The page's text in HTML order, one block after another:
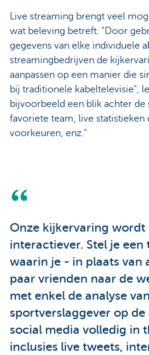
Live streaming brengt veel
wat beleving betreft. "Door
gegevens van elke individuele
streamingbedrijven de
aanpassen op een manier die
bij traditionele kabeltelevisie",
bijvoorbeeld een blik achter de
favoriete team, live statistieken
voorkeuren, enz."
Onze kijkervaring wordt
interactiever. Stel je
waarin je - in plaats van
paar vrienden naar de
met enkel de analyse
sportverslaggever op
social media volledig in
inclusies live tweets,